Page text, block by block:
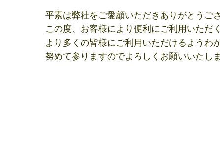
平素は弊社をご愛顧いただきありがとうご
この度、お客様により便利にご利用いただ
より多くの皆様にご利用いただけるようわ
努めて参りますのでよろしくお願いいたし